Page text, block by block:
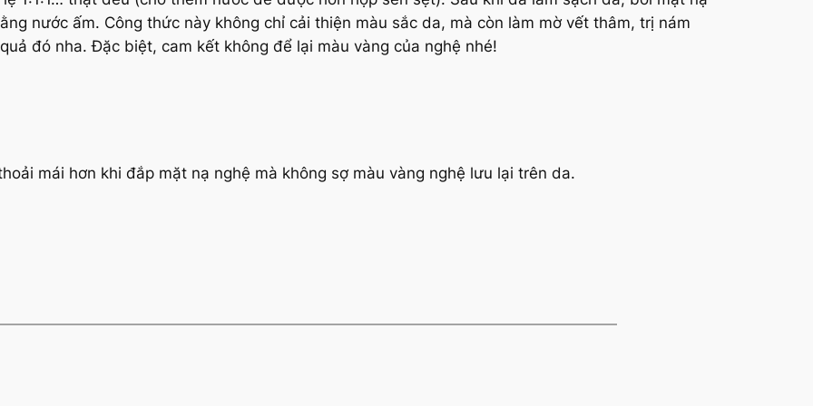
nước ấm. Công thức này không chỉ cải thiện màu sắc da, mà còn làm mờ vết thâm, trị nám
đó nha. Đặc biệt, cam kết không để lại màu vàng của nghệ nhé!
mái hơn khi đắp mặt nạ nghệ mà không sợ màu vàng nghệ lưu lại trên da.